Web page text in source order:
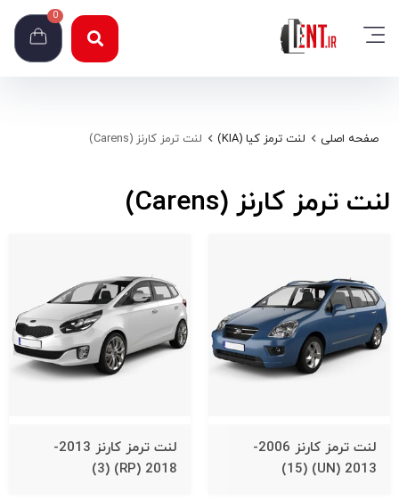
0
صفحه اصلی لنت ترمز کیا (KIA) لنت ترمز کارنز (Carens)
لنت ترمز کارنز (Carens)
لنت ترمز کارنز 2006-
2013 (UN)
(15)
لنت ترمز کارنز 2013-
2018 (RP)
(3)